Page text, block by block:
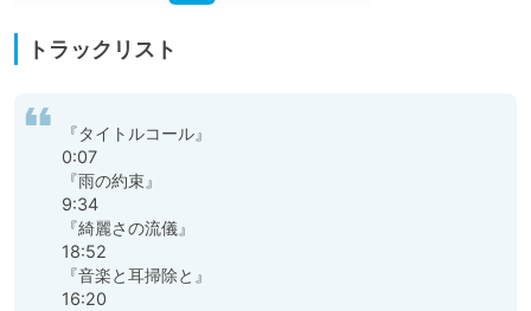
トラックリスト
『タイトルコール』
0:07
『雨の約束』
9:34
『綺麗さの流儀』
18:52
『音楽と耳掃除と』
16:20